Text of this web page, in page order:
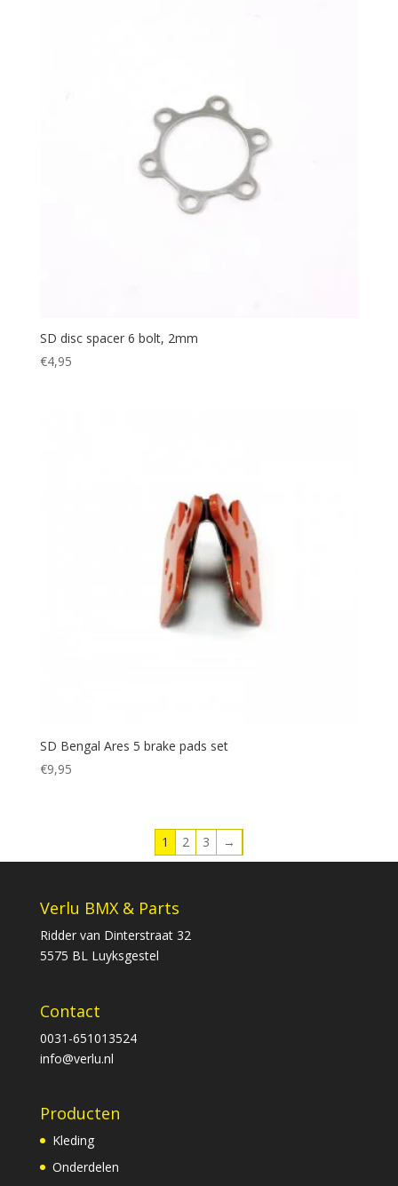
SD disc spacer 6 bolt, 2mm
€4,95
SD Bengal Ares 5 brake pads set
€9,95
1 2 3 →
Verlu BMX & Parts
Ridder van Dinterstraat 32
5575 BL Luyksgestel
Contact
0031-651013524
info@verlu.nl
Producten
Kleding
Onderdelen